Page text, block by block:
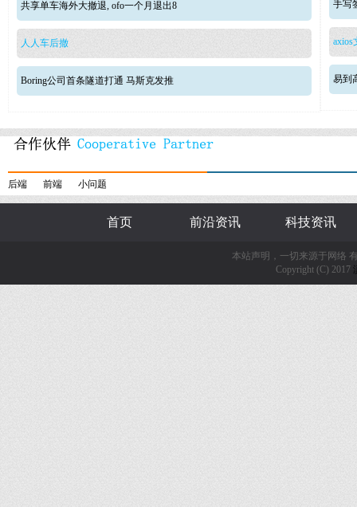
共享单车海外大撤退, ofo一个月退出8
人人车后撤
Boring公司首条隧道打通 马斯克发推
手写
axios
易到
后端 前端 小问题
首页 前沿资讯 科技资讯
本站声明，一切来源于网络
Copyright (C) 2017